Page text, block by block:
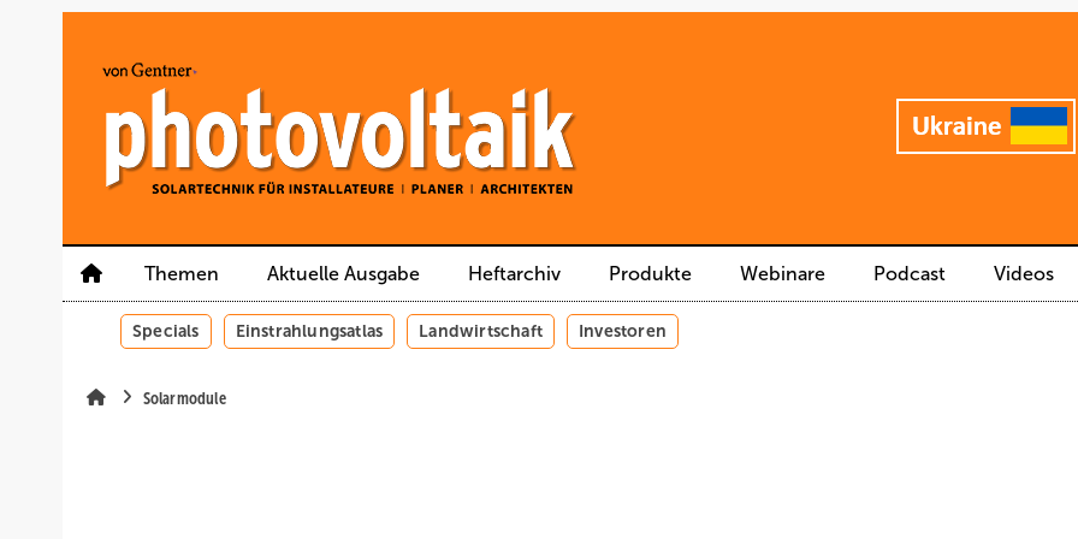
Themen Aktuelle Ausgabe Heftarchiv Produkte Webinare Podcast Videos
Specials Einstrahlungsatlas Landwirtschaft Investoren
Solarmodule